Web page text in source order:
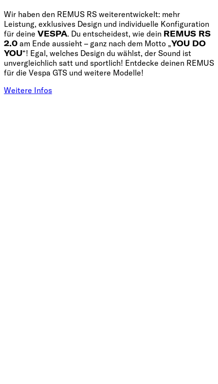
Wir haben den REMUS RS weiterentwickelt: mehr
Leistung, exklusives Design und individuelle Konfiguration
für deine VESPA. Du entscheidest, wie dein REMUS RS
2.0 am Ende aussieht – ganz nach dem Motto „YOU DO
YOU“! Egal, welches Design du wählst, der Sound ist
unvergleichlich satt und sportlich! Entdecke deinen REMUS
für die Vespa GTS und weitere Modelle!
Weitere Infos